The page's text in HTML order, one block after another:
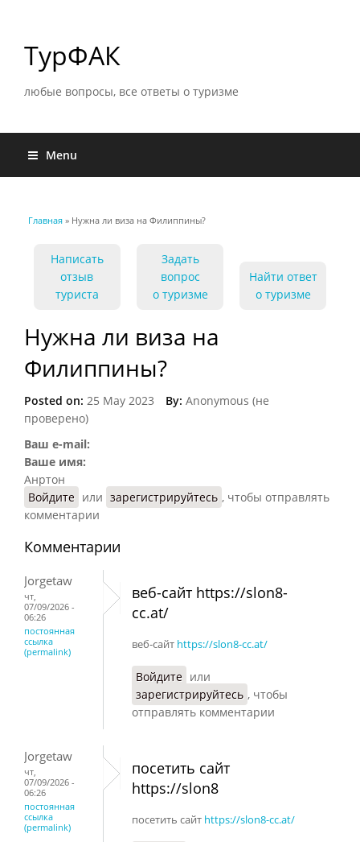
ТурФАК
любые вопросы, все ответы о туризме
Menu
Главная » Нужна ли виза на Филиппины?
Написать
отзыв
туриста
Задать
вопрос
о туризме
Найти ответ
о туризме
Нужна ли виза на
Филиппины?
Posted on: 25 May 2023 By: Anonymous (не
проверено)
Ваш e-mail:
Ваше имя:
Анртон
Войдите или зарегистрируйтесь , чтобы отправлять
комментарии
Комментарии
Jorgetaw
чт,
07/09/2026 -
06:26
постоянная
ссылка
(permalink)
веб-сайт https://slon8-
cc.at/
веб-сайт https://slon8-cc.at/
Войдите или
зарегистрируйтесь , чтобы
отправлять комментарии
Jorgetaw
чт,
07/09/2026 -
06:26
постоянная
ссылка
(permalink)
посетить сайт
https://slon8
посетить сайт https://slon8-cc.at/